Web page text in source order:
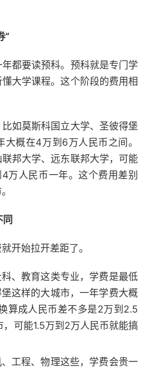
”
都要读预科。预科就是专门学
大学课程。这个阶段的费用相
如莫斯科国立大学、圣彼得堡
概在4万到6万人民币之间。
邦大学、远东联邦大学，可能
万人民币一年。这个费用差别
开始拉开差距了。
、教育这类专业，学费是最低
这样的大城市，一年学费大概
算成人民币差不多是2万到2.5
可能1.5万到2万人民币就能搞
工程、物理这些，学费会贵一